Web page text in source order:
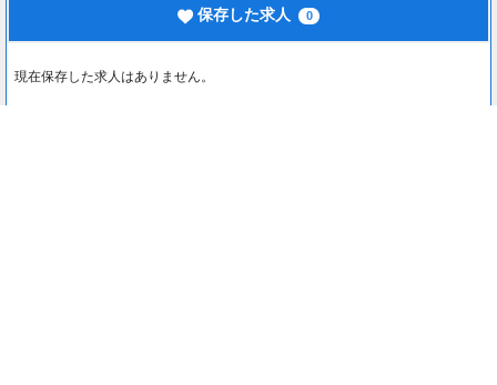
保存した求人 0
現在保存した求人はありません。